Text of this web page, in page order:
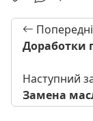
Доработки
Наступний
Замена